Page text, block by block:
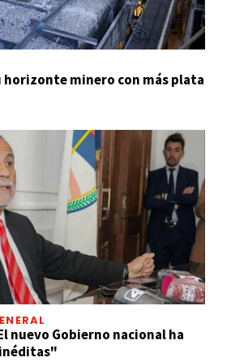
horizonte minero con más plata
nuevo Gobierno nacional ha